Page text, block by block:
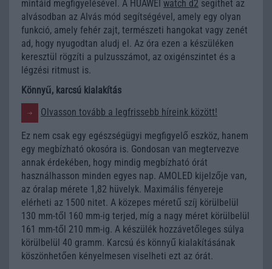
mintáid megfigyelésével. A HUAWEI watch d2 segíthet az
alvásodban az Alvás mód segítségével, amely egy olyan
funkció, amely fehér zajt, természeti hangokat vagy zenét
ad, hogy nyugodtan aludj el. Az óra ezen a készüléken
keresztül rögzíti a pulzusszámot, az oxigénszintet és a
légzési ritmust is.
Könnyű, karcsú kialakítás
Olvasson tovább a legfrissebb híreink között!
Ez nem csak egy egészségügyi megfigyelő eszköz, hanem
egy megbízható okosóra is. Gondosan van megtervezve
annak érdekében, hogy mindig megbízható órát
használhasson minden egyes nap. AMOLED kijelzője van,
az óralap mérete 1,82 hüvelyk. Maximális fényereje
elérheti az 1500 nitet. A közepes méretű szíj körülbelül
130 mm-től 160 mm-ig terjed, míg a nagy méret körülbelül
161 mm-től 210 mm-ig. A készülék hozzávetőleges súlya
körülbelül 40 gramm. Karcsú és könnyű kialakításának
köszönhetően kényelmesen viselheti ezt az órát.